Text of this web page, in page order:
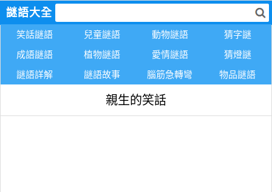
謎語大全
笑話謎語 兒童謎語 動物謎語
猜字謎
成語謎語
植物謎語 愛情謎語
猜燈謎
謎語詳解
謎語故事 腦筋急轉彎 物品謎語
親生的笑話